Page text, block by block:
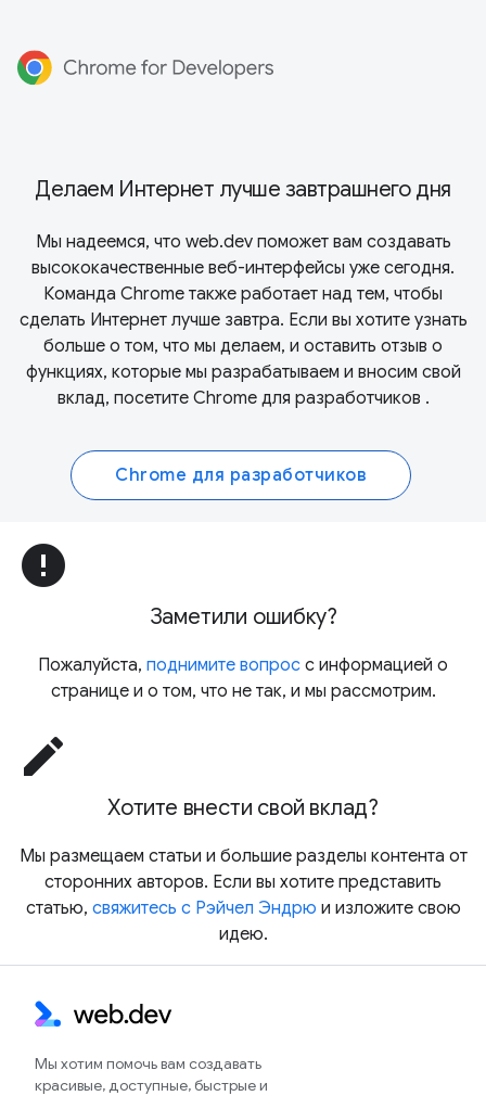
Делаем Интернет лучше завтрашнего дня
Мы надеемся, что web.dev поможет вам создавать
высококачественные веб-интерфейсы уже сегодня.
Команда Chrome также работает над тем, чтобы
сделать Интернет лучше завтра. Если вы хотите узнать
больше о том, что мы делаем, и оставить отзыв о
функциях, которые мы разрабатываем и вносим свой
вклад, посетите Chrome для разработчиков .
Chrome для разработчиков
error
Заметили ошибку?
Пожалуйста, поднимите вопрос с информацией о
странице и о том, что не так, и мы рассмотрим.
edit
Хотите внести свой вклад?
Мы размещаем статьи и большие разделы контента от
сторонних авторов. Если вы хотите представить
статью, свяжитесь с Рэйчел Эндрю и изложите свою
идею.
Мы хотим помочь вам создавать
красивые, доступные, быстрые и